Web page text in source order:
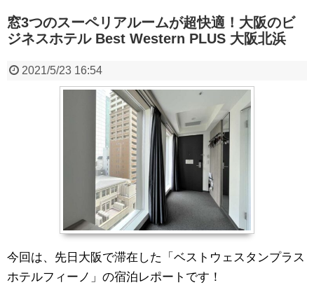
窓3つのスーペリアルームが超快適！大阪のビ
ジネスホテル Best Western PLUS 大阪北浜
2021/5/23 16:54
今回は、先日大阪で滞在した「ベストウェスタンプラス
ホテルフィーノ」の宿泊レポートです！